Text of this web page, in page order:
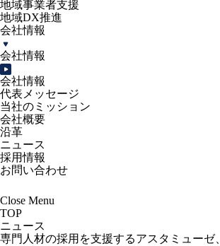
地域事業者支援
地域DX推進
会社情報
会社情報
会社情報
代表メッセージ
当社のミッション
会社概要
沿革
ニュース
採用情報
お問い合わせ
Close Menu
TOP
ニュース
専門人材の採用を支援するアスタミュー